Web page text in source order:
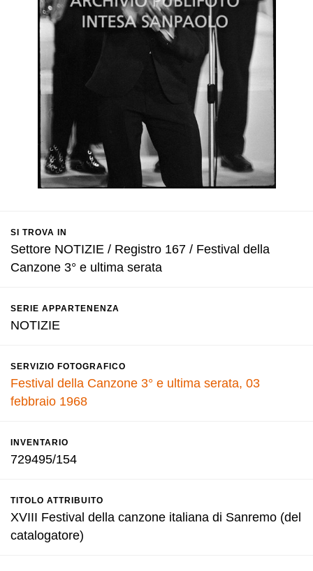
SI TROVA IN
Settore NOTIZIE / Registro 167 / Festival della
Canzone 3° e ultima serata
SERIE APPARTENENZA
NOTIZIE
SERVIZIO FOTOGRAFICO
Festival della Canzone 3° e ultima serata, 03
febbraio 1968
INVENTARIO
729495/154
TITOLO ATTRIBUITO
XVIII Festival della canzone italiana di Sanremo (del
catalogatore)